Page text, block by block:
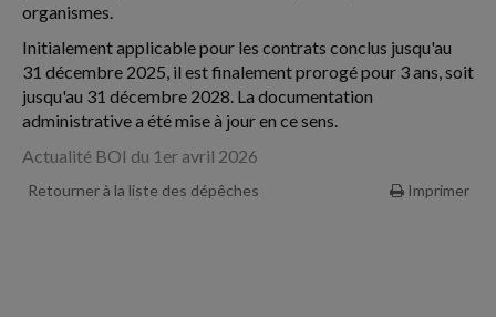
organismes.
Initialement applicable pour les contrats conclus jusqu'au
31 décembre 2025, il est finalement prorogé pour 3 ans, soit
jusqu'au 31 décembre 2028. La documentation
administrative a été mise à jour en ce sens.
Actualité BOI du 1er avril 2026
Retourner à la liste des dépêches Imprimer